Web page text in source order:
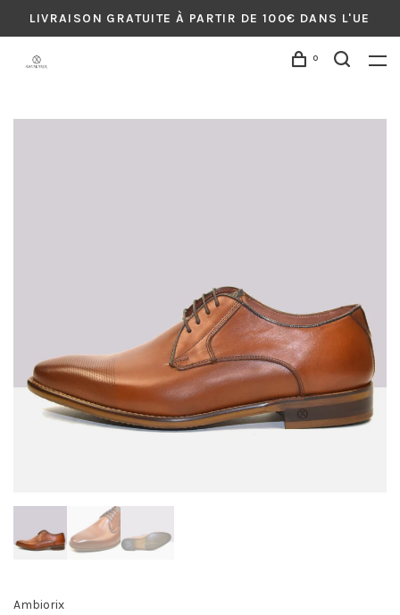
LIVRAISON GRATUITE À PARTIR DE 100€ DANS L'UE
0
Ambiorix